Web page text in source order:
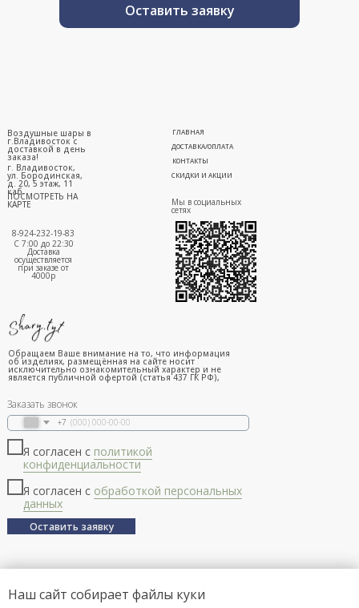
Оставить заявку
г. Владивосток,
ул. Бородинская,
д. 20, 5 этаж, 11
каб.
ПОСМОТРЕТЬ НА
КАРТЕ
ГЛАВНАЯ
ДОСТАВКА/ОПЛАТА
СКИДКИ И АКЦИИ
КОНТАКТЫ
8-924-232-19-83
С 7:00 до 22:30
Доставка
осуществляется
при заказе от
4000р
Воздушные шары в
г.Владивосток с
доставкой в день
заказа!
Мы в социальных
сетях
Заказать звонок
+7
Я согласен с политикой
конфиденциальности
Я согласен с обработкой персональных
данных
Оставить заявку
Обращаем Ваше внимание на то, что информация
об изделиях, размещённая на сайте носит
исключительно ознакомительный характер и не
является публичной офертой (статья 437 ГК РФ),
Наш сайт собирает файлы куки